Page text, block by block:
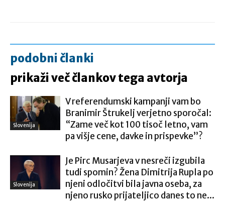
podobni članki
prikaži več člankov tega avtorja
Slovenija
V referendumski kampanji vam bo
Branimir Štrukelj verjetno sporočal:
“Zame več kot 100 tisoč letno, vam
pa višje cene, davke in prispevke”?
Slovenija
Je Pirc Musarjeva v nesreči izgubila
tudi spomin? Žena Dimitrija Rupla po
njeni odločitvi bila javna oseba, za
njeno rusko prijateljico danes to ne...